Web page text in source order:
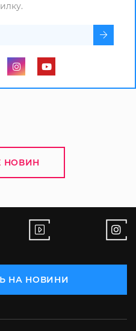
НОВИН
НА НОВИНИ